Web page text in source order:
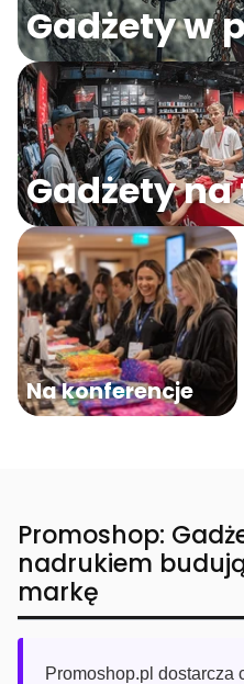
Gadżety w
Gadżety
Na konferencje
Promoshop:
nadrukiem
markę
Promoshop.pl dostarcza